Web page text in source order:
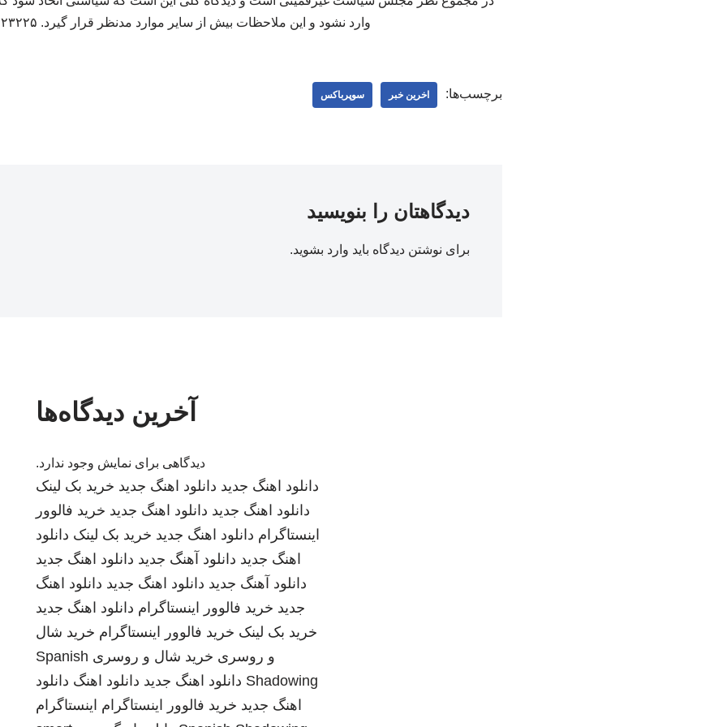
وارد نشود و این ملاحظات بیش از سایر موارد مدنظر قرار گیرد. ۲۲۳۲۲۵
برچسب‌ها: اخرین خبر سوپرباکس
دیدگاهتان را بنویسید
برای نوشتن دیدگاه باید وارد بشوید.
آخرین دیدگاه‌ها
دیدگاهی برای نمایش وجود ندارد.
دانلود اهنگ جدید دانلود اهنگ جدید خرید بک لینک
دانلود اهنگ جدید دانلود اهنگ جدید خرید فالوور
اینستاگرام دانلود اهنگ جدید خرید بک لینک دانلود
اهنگ جدید دانلود آهنگ جدید دانلود اهنگ جدید
دانلود آهنگ جدید دانلود اهنگ جدید دانلود اهنگ
جدید خرید فالوور اینستاگرام دانلود اهنگ جدید
خرید بک لینک خرید فالوور اینستاگرام خرید شال
و روسری خرید شال و روسری Spanish
Shadowing دانلود اهنگ جدید دانلود اهنگ دانلود
اهنگ جدید خرید فالوور اینستاگرام اینستاگرام